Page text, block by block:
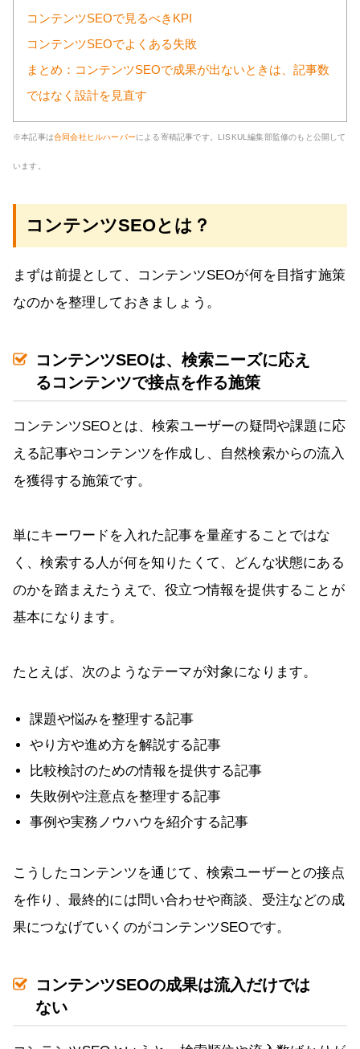
コンテンツSEOで見るべきKPI
コンテンツSEOでよくある失敗
まとめ：コンテンツSEOで成果が出ないときは、記事数
ではなく設計を見直す
※本記事は合同会社ヒルハーバーによる寄稿記事です。LISKUL編集部監修のもと公開して
います。
コンテンツSEOとは？
まずは前提として、コンテンツSEOが何を目指す施策
なのかを整理しておきましょう。
コンテンツSEOは、検索ニーズに応え
るコンテンツで接点を作る施策
コンテンツSEOとは、検索ユーザーの疑問や課題に応
える記事やコンテンツを作成し、自然検索からの流入
を獲得する施策です。
単にキーワードを入れた記事を量産することではな
く、検索する人が何を知りたくて、どんな状態にある
のかを踏まえたうえで、役立つ情報を提供することが
基本になります。
たとえば、次のようなテーマが対象になります。
課題や悩みを整理する記事
やり方や進め方を解説する記事
比較検討のための情報を提供する記事
失敗例や注意点を整理する記事
事例や実務ノウハウを紹介する記事
こうしたコンテンツを通じて、検索ユーザーとの接点
を作り、最終的には問い合わせや商談、受注などの成
果につなげていくのがコンテンツSEOです。
コンテンツSEOの成果は流入だけでは
ない